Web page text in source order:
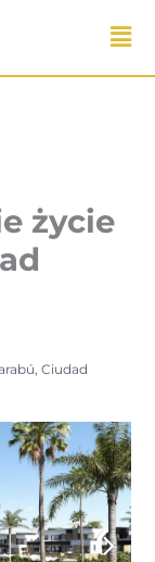
życie
Ciudad